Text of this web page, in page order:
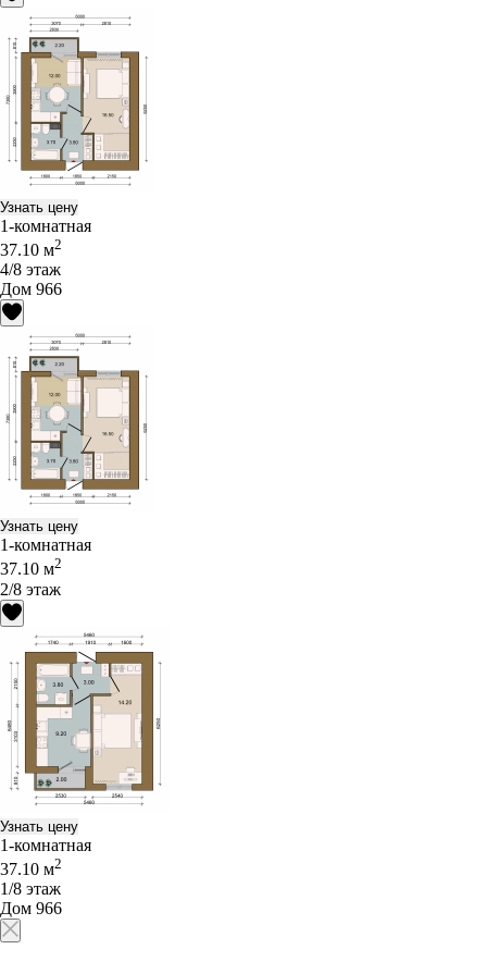
Узнать цену
1-комнатная
37.10 м2
4/8 этаж
Дом 966
Узнать цену
1-комнатная
37.10 м2
2/8 этаж
Узнать цену
1-комнатная
37.10 м2
1/8 этаж
Дом 966